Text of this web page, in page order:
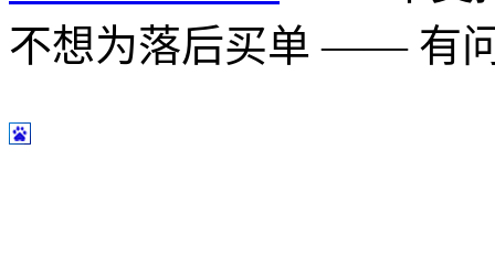
不想为落后买单 —— 有